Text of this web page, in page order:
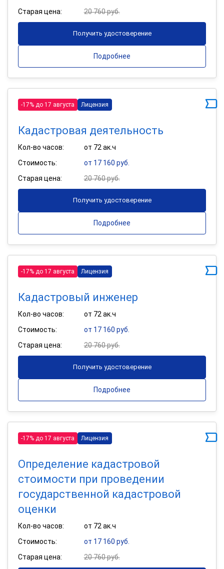
Старая цена: 20 760 руб.
Получить удостоверение
Подробнее
-17% до 17 августа Лицензия
Кадастровая деятельность
Кол-во часов:
от 72 ак.ч
Стоимость:
от 17 160 руб.
Старая цена:
20 760 руб.
Получить удостоверение
Подробнее
-17% до 17 августа Лицензия
Кадастровый инженер
Кол-во часов:
от 72 ак.ч
Стоимость:
от 17 160 руб.
Старая цена:
20 760 руб.
Получить удостоверение
Подробнее
-17% до 17 августа Лицензия
Определение кадастровой
стоимости при проведении
государственной кадастровой
оценки
Кол-во часов:
от 72 ак.ч
Стоимость:
от 17 160 руб.
Старая цена:
20 760 руб.